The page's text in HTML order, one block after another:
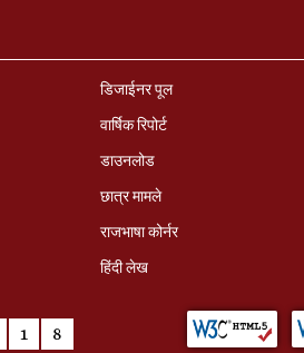
डिजाईनर पूल
वार्षिक रिपोर्ट
डाउनलोड
छात्र मामले
राजभाषा कोर्नर
हिंदी लेख
1 8